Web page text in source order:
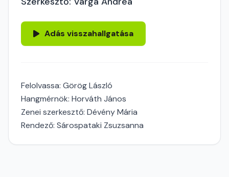
Adás visszahallgatása
Felolvassa: Görög László
Hangmérnök: Horváth János
Zenei szerkesztő: Dévény Mária
Rendező: Sárospataki Zsuzsanna